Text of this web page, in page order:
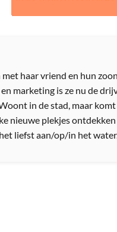
haar vriend en hun
marketing is ze nu de
in de stad, maar
nieuwe plekjes
liefst aan/op/in het